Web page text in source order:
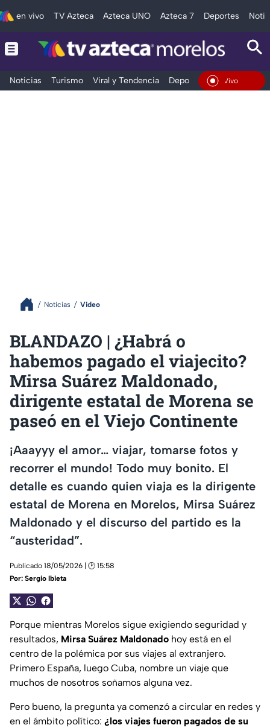
en vivo TV Azteca Azteca UNO Azteca 7 Deportes
Noticias Turismo Viral y Tendencia Deportes Espectáculos
En Vivo
Noticias Video
BLANDAZO | ¿Habrá o
habemos pagado el viajecito?
Mirsa Suárez Maldonado,
dirigente estatal de Morena se
paseó en el Viejo Continente
¡Aaayyy el amor… viajar, tomarse fotos y
recorrer el mundo! Todo muy bonito. El
detalle es cuando quien viaja es la dirigente
estatal de Morena en Morelos, Mirsa Suárez
Maldonado y el discurso del partido es la
“austeridad”.
Publicado 18/05/2026 | 🕑 15:58
Por: Sergio Ibieta
Porque mientras Morelos sigue exigiendo seguridad y
resultados, Mirsa Suárez Maldonado hoy está en el
centro de la polémica por sus viajes al extranjero.
Primero España, luego Cuba, nombre un viaje que
muchos de nosotros soñamos alguna vez.
Pero bueno, la pregunta ya comenzó a circular en redes y
en el ámbito político: ¿los viajes fueron pagados de su